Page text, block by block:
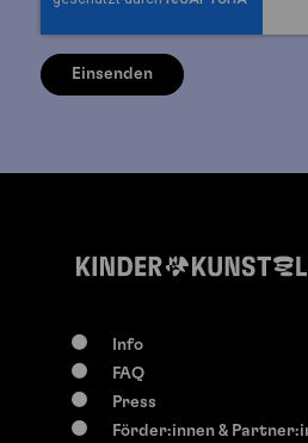
Info
FAQ
Press
Förder:innen &